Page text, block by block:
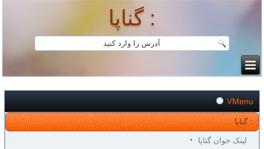
گناپا :
VMenu
گناپا :
لینک خوان گناپا